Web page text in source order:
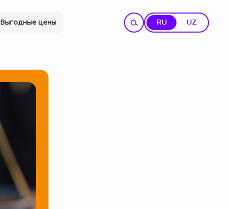
Выгодные цены RU UZ